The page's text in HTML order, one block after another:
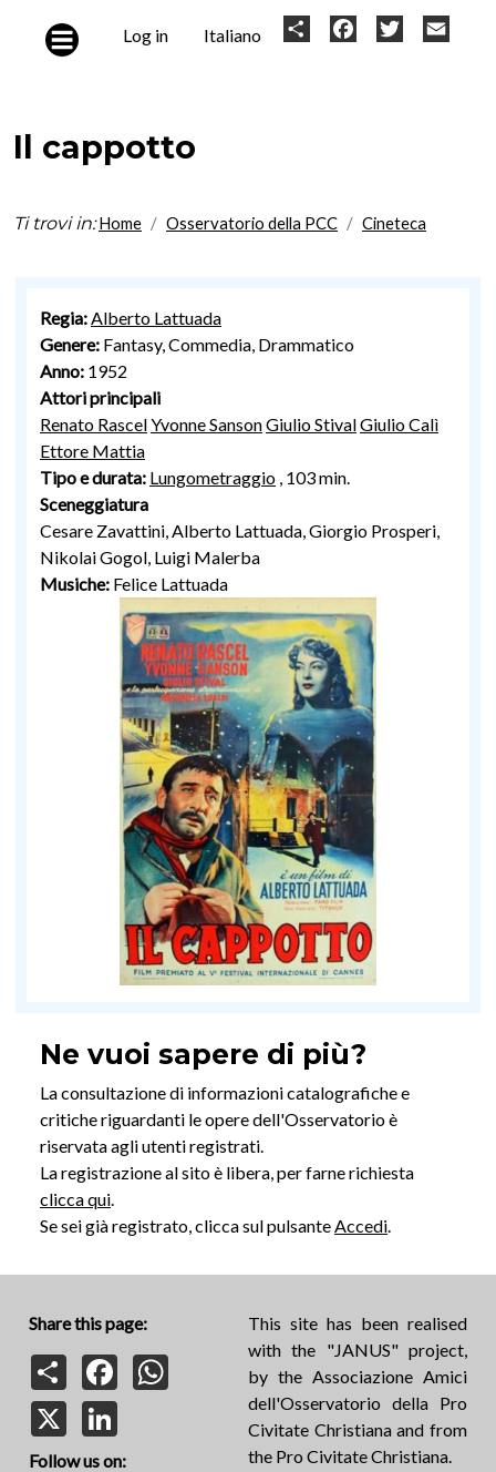
User
Log in Italiano Share FacebookTwitter
Il cappotto
Ti trovi in: Home Osservatorio della PCC Cineteca
Regia:Alberto Lattuada
Genere: Fantasy, Commedia, Drammatico
Anno: 1952
Attori principali
Renato RascelYvonne SansonGiulio StivalGiulio Calì
Ettore Mattia
Tipo e durata: Lungometraggio , 103 min.
Sceneggiatura
Cesare Zavattini, Alberto Lattuada, Giorgio Prosperi,
Nikolai Gogol, Luigi Malerba
Musiche: Felice Lattuada
Ne vuoi sapere di più?
La consultazione di informazioni catalografiche e
critiche riguardanti le opere dell'Osservatorio è
riservata agli utenti registrati.
La registrazione al sito è libera, per farne richiesta
clicca qui.
Se sei già registrato, clicca sul pulsanteAccedi.
Share this page:
Share
Facebook
Follow us on:
This site has been realised
with the "JANUS" project,
by the Associazione Amici
dell'Osservatorio della Pro
Civitate Christiana and from
the Pro Civitate Christiana.